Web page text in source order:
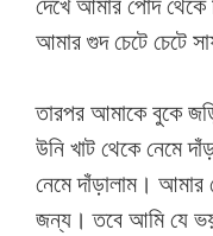
আমার গুদ চেটে চেটে
তারপর আমাকে বুকে
উনি খাট থেকে নেমে
নেমে দাঁড়ালাম। আমার
জন্য। তবে আমি যে ভয়